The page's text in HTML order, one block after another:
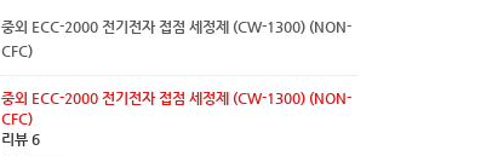
중외 ECC-2000 전기전자 접점 세정제 (CW-1300) (NON-
CFC)
중외 ECC-2000 전기전자 접점 세정제 (CW-1300) (NON-
CFC)
리뷰 6